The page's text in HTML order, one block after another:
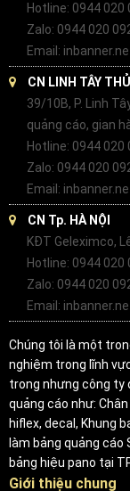
Hotline: 0944 020
Zalo: 0944 020
Email:
CN LINH TÂY
39/10B, P. Linh
quảng cáo, gian
Hotline: 0944 020
Zalo: 0944 020
Email:
CN Tp. HÀ NỘI
KĐT Geleximco,
Hotline: 0944 020
Zalo: 0944 020
Email:
Chúng tôi là một
nghiệm trong lĩnh
trong nhưng công ty
quảng cáo như:
hiflex, decal, Khung
làm bảng quảng cáo
bảng hiệu pano tại
Giới thiệu chung